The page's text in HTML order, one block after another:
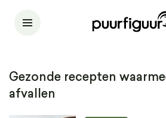
Gezonde recepten
afvallen